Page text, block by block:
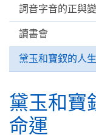
詞音字音的正與
讀書會
黛⽟和寶釵的⼈
黛⽟和寶
命運